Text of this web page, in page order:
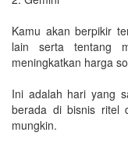
Kamu akan berpikir
lain serta tentang
meningkatkan harga
Ini adalah hari yang
berada di bisnis ritel
mungkin.